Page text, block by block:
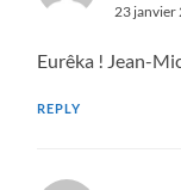
23 janvier
Eurêka ! Jean-
REPLY